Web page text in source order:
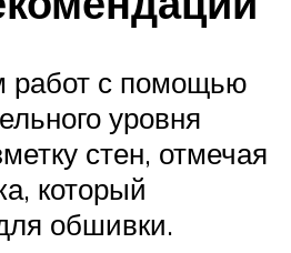
работ с помощью
уровня
стен, отмечая
который
обшивки.